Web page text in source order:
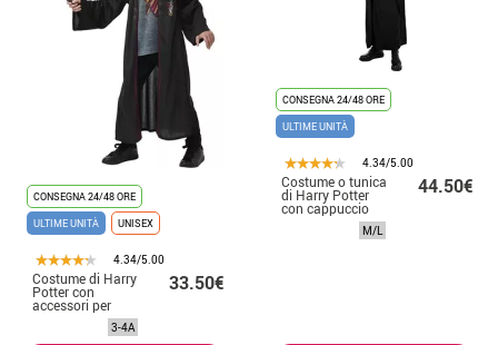
CONSEGNA 24/48 ORE
ULTIME UNITÀ
UNISEX
4.34/5.00
Costume di Harry
Potter con
accessori per
33.50€
3-4A
CONSEGNA 24/48 ORE
ULTIME UNITÀ
4.34/5.00
Costume o tunica
di Harry Potter
con cappuccio
deluxe per uomo
44.50€
M/L